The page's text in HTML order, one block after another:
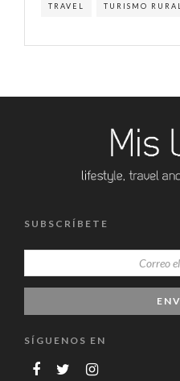
TRAVEL TURISMO RURAL
SUBSCRÍBETE
SÍGUENOS EN